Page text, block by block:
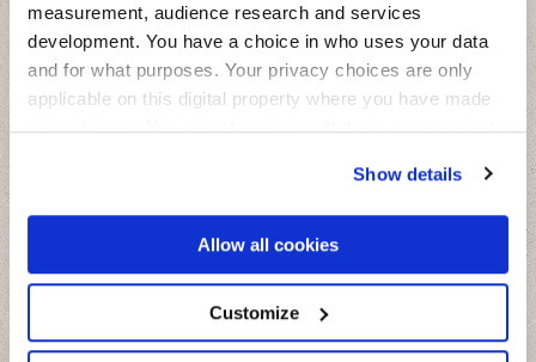
measurement, audience research and services
development. You have a choice in who uses your data
and for what purposes. Your privacy choices are only
applicable on this digital property where you have made
your choices. You can change or withdraw your consent
If you allow, we would also like to:
Collect information about your geographical
location which can be accurate to within several
Identify your device by actively scanning it for
specific characteristics (fingerprinting)
Show details
Allow all cookies
Customize
Miniature Fregio